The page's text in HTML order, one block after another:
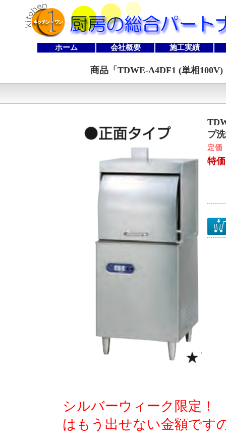
ホーム 会社概要 施工実績
商品「 TDWE-A4DF1 (単相
プ
定価
特
シルバーウィーク限定！
はもう出せない金額です